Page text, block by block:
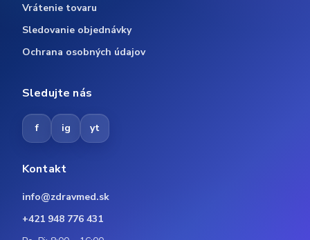
Vrátenie tovaru
Sledovanie objednávky
Ochrana osobných údajov
Sledujte nás
f ig yt
Kontakt
info@zdravmed.sk
+421 948 776 431